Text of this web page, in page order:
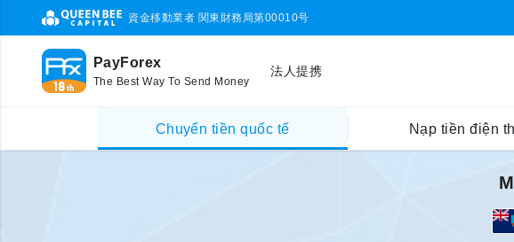
資金移動業者 関東財務局第00010号
PayForex
The Best Way To Send Money
法人提携
Chuyển tiền quốc tế Nạp tiền điện